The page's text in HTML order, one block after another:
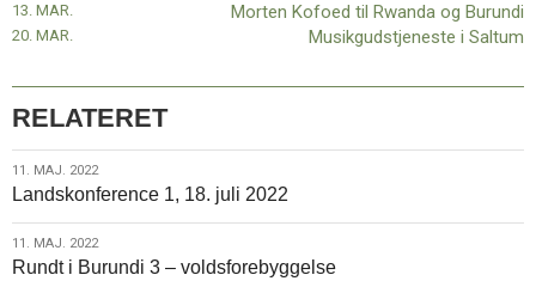
indlæg:
Himmelske
Kirkens
Morten Kofoed til Rwanda og Burundi
13. MAR.
Musikgudstjeneste i Saltum
20. MAR.
RELATERET
11.
maj.
2022
11. MAJ. 2022
Landskonference 1, 18. juli 2022
11.
maj.
11. MAJ. 2022
Rundt i Burundi 3 – voldsforebyggelse